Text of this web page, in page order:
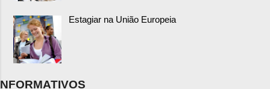
Estagiar na União Europeia
NFORMATIVOS